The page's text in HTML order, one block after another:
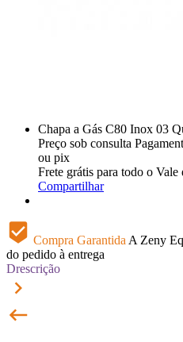
Chapa a Gás C80 Inox 03
Preço sob consulta
ou pix
Frete grátis para todo o Vale
Compartilhar
beenhere Compra Garantida A Zeny
do pedido à entrega
Drescrição
keyboard_arrow_right
keyboard_backspace